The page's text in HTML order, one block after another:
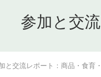
参加と交
と交流レポート：商品・食育